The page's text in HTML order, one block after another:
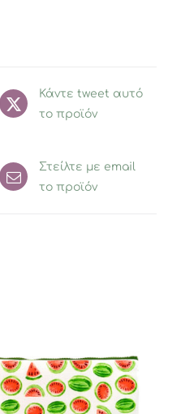
Κάντε tweet αυτό
το προϊόν
Στείλτε με email
το προϊόν